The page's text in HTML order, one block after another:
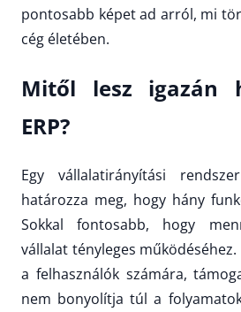
pontosabb képet ad arról, mi
cég életében.
Mitől lesz igazán
ERP?
Egy vállalatirányítási
határozza meg, hogy hány
Sokkal fontosabb, hogy
vállalat tényleges működéséhez.
a felhasználók számára,
nem bonyolítja túl a